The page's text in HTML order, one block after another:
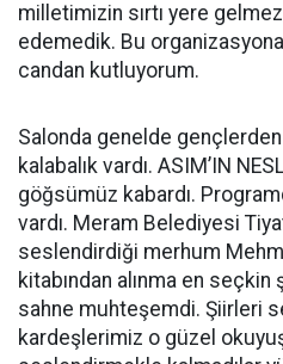
milletimizin sırtı yere
edemedik. Bu
candan kutluyorum.
Salonda genelde
kalabalık vardı. ASIM’IN
göğsümüz kabardı.
vardı. Meram Belediyesi
seslendirdiği merhum
kitabından alınma en
sahne muhteşemdi. Şiirleri
kardeşlerimiz o güzel